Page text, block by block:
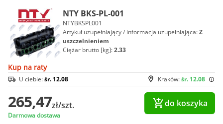
NTY BKS-PL-001
NTYBKSPL001
Artykuł uzupełniający / informacja uzupełniająca:Z
uszczelnieniem
Ciężar brutto [kg]:2.33
Kup na raty
Kraków:śr. 12.08
U ciebie:śr. 12.08
265,47zł/szt.
Darmowa dostawa
do koszyka